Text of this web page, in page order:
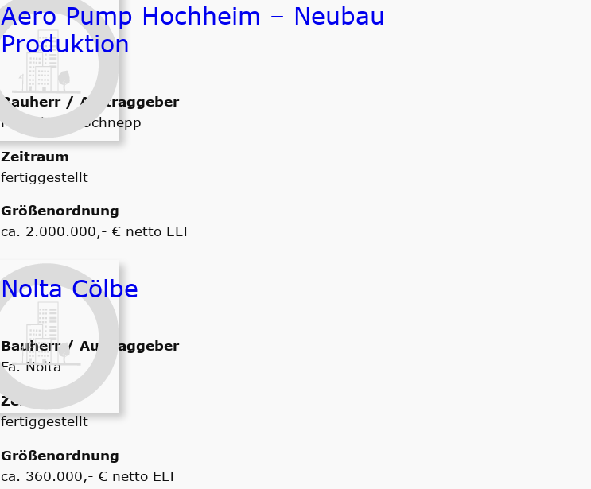
Aero Pump Hochheim – Neubau
Produktion
Bauherr / Auftraggeber
Fa. Faber & Schnepp
Zeitraum
fertiggestellt
Größenordnung
ca. 2.000.000,- € netto ELT
Nolta Cölbe
Bauherr / Auftraggeber
Fa. Nolta
Zeitraum
fertiggestellt
Größenordnung
ca. 360.000,- € netto ELT